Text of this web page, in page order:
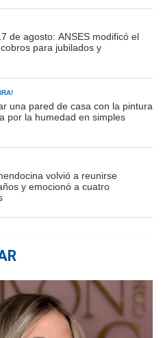
de agosto: ANSES modificó el
para jubilados y
una pared de casa con la pintura
por la humedad en simples
volvió a reunirse
y emocionó a cuatro